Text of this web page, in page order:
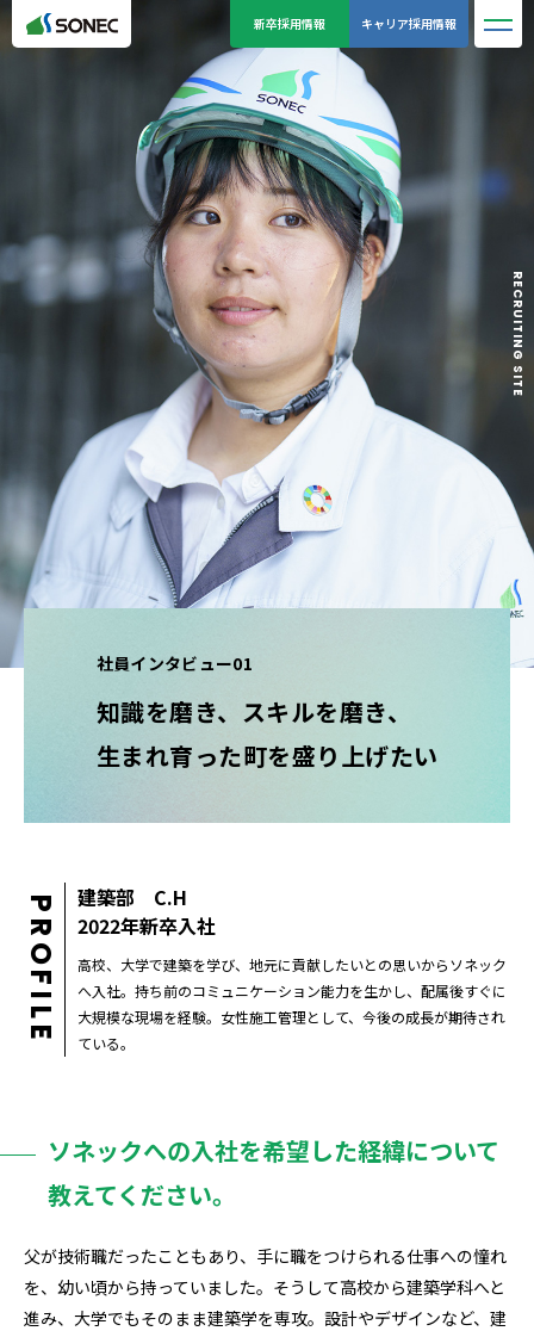
新卒採用情報 キャリア採用情報
一人ひとりの仕事観
01 建築部／2016年キャリア入社
02 土木部／2019年新卒入社
30人のリアルボイス
はじめに：ソネックのキホン
ソネックの建設事例
プロジェクトストーリー
職種を知る
社員インタビュー
01 建築部／2022年新卒入社
03 建築部／2016年キャリア入社
得られる成長と、描けるキャリア
新卒採用情報
RECRUITING SITE
社員インタビュー01
知識を磨き、スキルを磨き、
生まれ育った町を盛り上げたい
PROFILE
建築部 C.H
2022年新卒入社
高校、大学で建築を学び、地元に貢献したいとの思いからソネック
へ入社。持ち前のコミュニケーション能力を生かし、配属後すぐに
大規模な現場を経験。女性施工管理として、今後の成長が期待され
ている。
ソネックへの入社を希望した経緯について
教えてください。
父が技術職だったこともあり、手に職をつけられる仕事への憧れ
を、幼い頃から持っていました。そうして高校から建築学科へと
進み、大学でもそのまま建築学を専攻。設計やデザインなど、建